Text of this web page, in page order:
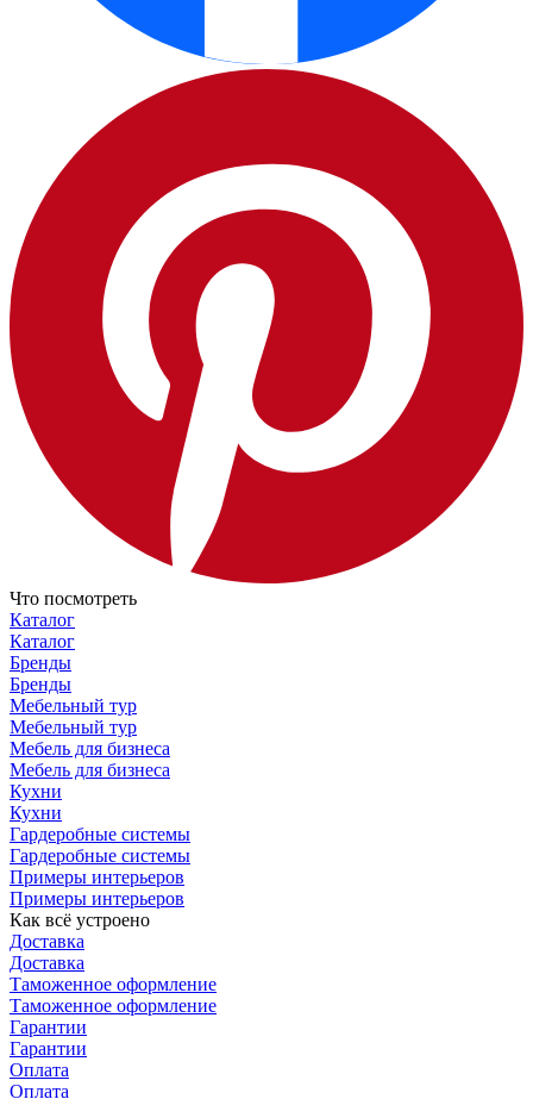
Что посмотреть
Каталог
Каталог
Бренды
Бренды
Мебельный тур
Мебельный тур
Мебель для бизнеса
Мебель для бизнеса
Кухни
Кухни
Гардеробные системы
Гардеробные системы
Примеры интерьеров
Примеры интерьеров
Как всё устроено
Доставка
Доставка
Таможенное оформление
Таможенное оформление
Гарантии
Гарантии
Оплата
Оплата